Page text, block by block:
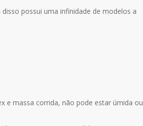
possui uma infinidade de modelos a
e massa corrida, não pode estar úmida ou